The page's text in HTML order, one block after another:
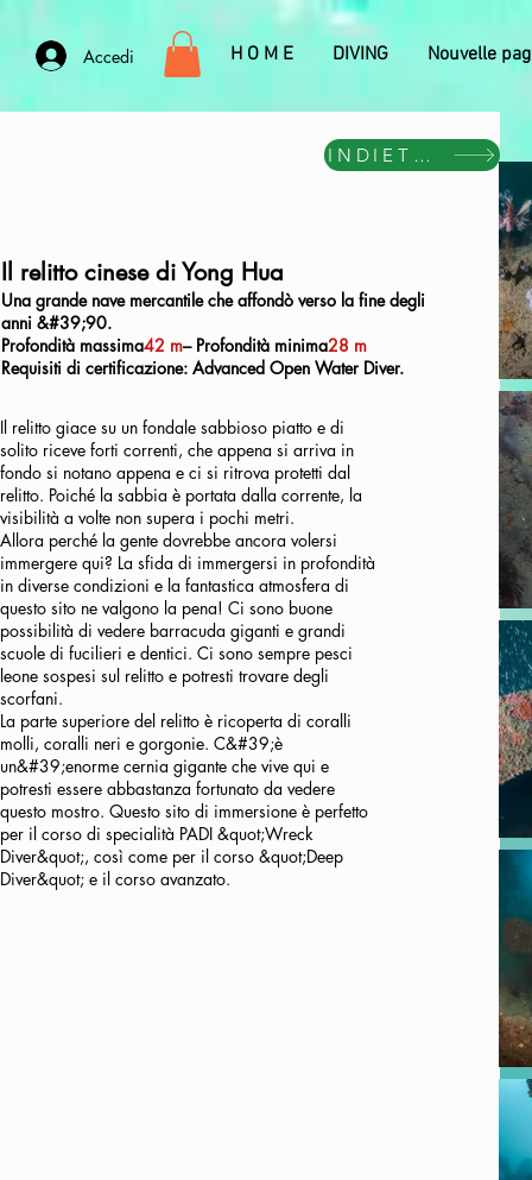
Accedi H O M E DIVING Nouvelle
INDIETRO
Il relitto cinese di Yong Hua
Una grande nave mercantile che affondò verso la fine degli
anni &#39;90.
Profondità massima42 m– Profondità minima28 m
Requisiti di certificazione: Advanced Open Water Diver.
Il relitto giace su un fondale sabbioso piatto e di
solito riceve forti correnti, che appena si arriva in
fondo si notano appena e ci si ritrova protetti dal
relitto. Poiché la sabbia è portata dalla corrente, la
visibilità a volte non supera i pochi metri.
Allora perché la gente dovrebbe ancora volersi
immergere qui? La sfida di immergersi in profondità
in diverse condizioni e la fantastica atmosfera di
questo sito ne valgono la pena! Ci sono buone
possibilità di vedere barracuda giganti e grandi
scuole di fucilieri e dentici. Ci sono sempre pesci
leone sospesi sul relitto e potresti trovare degli
scorfani.
La parte superiore del relitto è ricoperta di coralli
molli, coralli neri e gorgonie. C&#39;è
un&#39;enorme cernia gigante che vive qui e
potresti essere abbastanza fortunato da vedere
questo mostro. Questo sito di immersione è perfetto
per il corso di specialità PADI &quot;Wreck
Diver&quot;, così come per il corso &quot;Deep
Diver&quot; e il corso avanzato.